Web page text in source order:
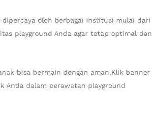
dipercaya oleh berbagai institusi mulai dari
playground Anda agar tetap optimal dan
bisa bermain dengan aman.Klik banner
dalam perawatan playground